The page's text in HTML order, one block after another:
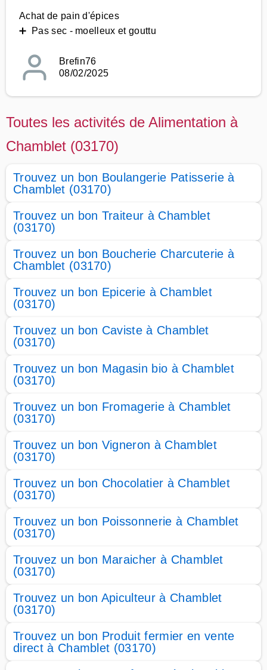
Achat de pain d'épices
➕ Pas sec - moelleux et gouttu
Brefin76
08/02/2025
Toutes les activités de Alimentation à
Chamblet (03170)
Trouvez un bon Boulangerie Patisserie à
Chamblet (03170)
Trouvez un bon Traiteur à Chamblet
(03170)
Trouvez un bon Boucherie Charcuterie à
Chamblet (03170)
Trouvez un bon Epicerie à Chamblet
(03170)
Trouvez un bon Caviste à Chamblet
(03170)
Trouvez un bon Magasin bio à Chamblet
(03170)
Trouvez un bon Fromagerie à Chamblet
(03170)
Trouvez un bon Vigneron à Chamblet
(03170)
Trouvez un bon Chocolatier à Chamblet
(03170)
Trouvez un bon Poissonnerie à Chamblet
(03170)
Trouvez un bon Maraicher à Chamblet
(03170)
Trouvez un bon Apiculteur à Chamblet
(03170)
Trouvez un bon Produit fermier en vente
direct à Chamblet (03170)